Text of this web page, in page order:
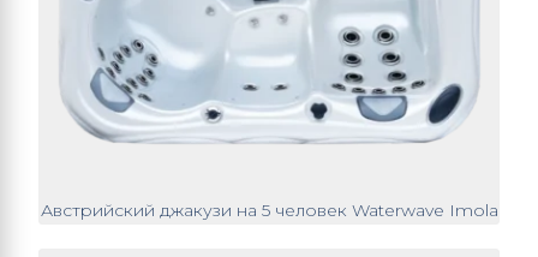
Австрийский джакузи на 5 человек Waterwave Imola